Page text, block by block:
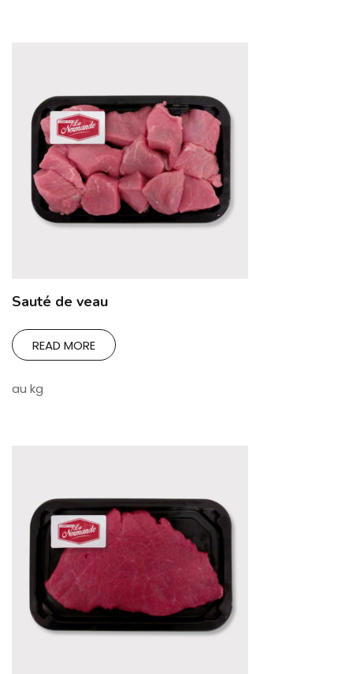
Sauté de veau
READ MORE
au kg